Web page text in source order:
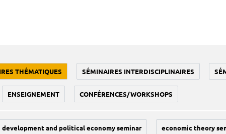
THÉMATIQUES SÉMINAIRES INTERDISCIPLINAIRES
ENSEIGNEMENT CONFÉRENCES/WORKSHOPS
development and political economy seminar economic theory